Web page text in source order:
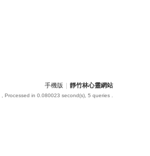
手機版 靜竹林心靈網站
, Processed in 0.080023 second(s), 5 queries .